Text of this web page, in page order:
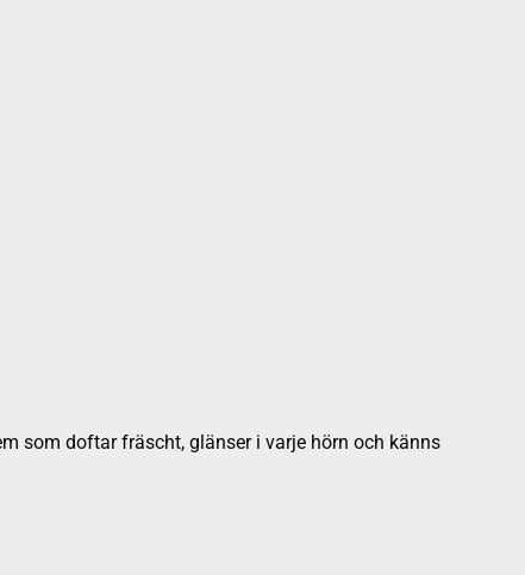
som doftar fräscht, glänser i varje hörn och känns